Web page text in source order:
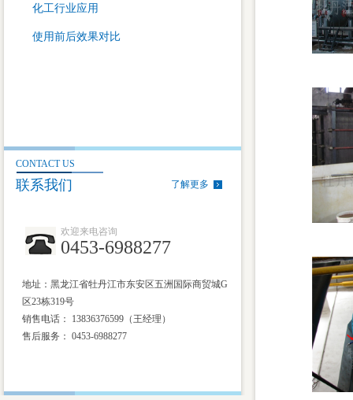
化工行业应用
使用前后效果对比
CONTACT US
联系我们 了解更多
欢迎来电咨询
0453-6988277
地址：黑龙江省牡丹江市东安区五洲国际商贸城G
区23栋319号
销售电话： 13836376599（王经理）
售后服务： 0453-6988277